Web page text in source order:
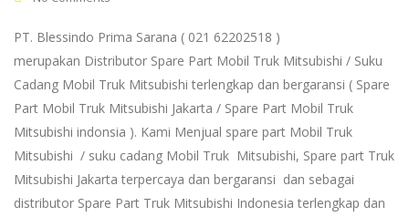
PT. Blessindo Prima Sarana ( 021 62202518 )
merupakan Distributor Spare Part Mobil Truk Mitsubishi / Suku
Cadang Mobil Truk Mitsubishi terlengkap dan bergaransi ( Spare
Part Mobil Truk Mitsubishi Jakarta / Spare Part Mobil Truk
Mitsubishi indonsia ). Kami Menjual spare part Mobil Truk
Mitsubishi / suku cadang Mobil Truk Mitsubishi, Spare part Truk
Mitsubishi Jakarta terpercaya dan bergaransi dan sebagai
distributor Spare Part Truk Mitsubishi Indonesia terlengkap dan